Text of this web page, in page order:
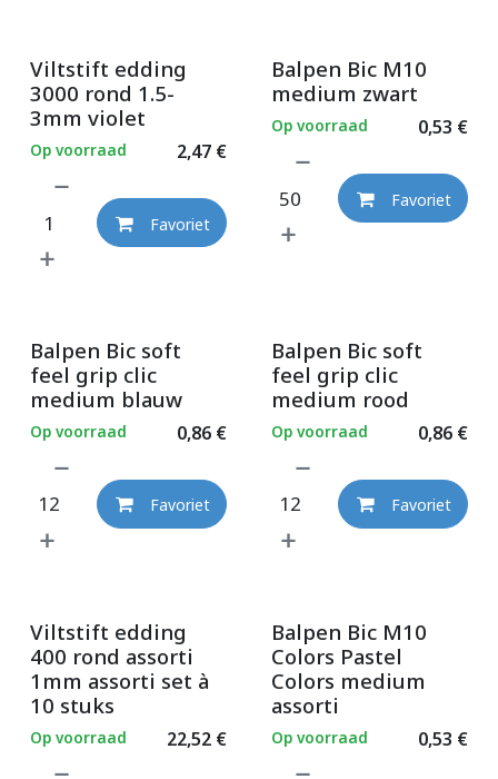
Viltstift edding
3000 rond 1.5-
3mm violet
2,47€
Op voorraad
Favoriet
Balpen Bic M10
medium zwart
0,53 €
Op voorraad
Favoriet
Balpen Bic soft
feel grip clic
medium blauw
0,86€
Op voorraad
Favoriet
Balpen Bic soft
feel grip clic
medium rood
0,86€
Op voorraad
Favoriet
Viltstift edding
400 rond assorti
1mm assorti set à
10 stuks
22,52€
Op voorraad
Balpen Bic M10
Colors Pastel
Colors medium
assorti
0,53 €
Op voorraad